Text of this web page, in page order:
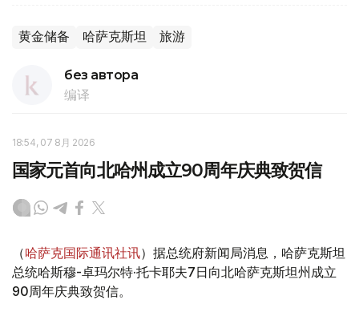
黄金储备 哈萨克斯坦 旅游
без автора
编译
18:54, 07 8月 2026
国家元首向北哈州成立90周年庆典致贺信
（哈萨克国际通讯社讯）据总统府新闻局消息，哈萨克斯坦
总统哈斯穆-卓玛尔特·托卡耶夫7日向北哈萨克斯坦州成立
90周年庆典致贺信。